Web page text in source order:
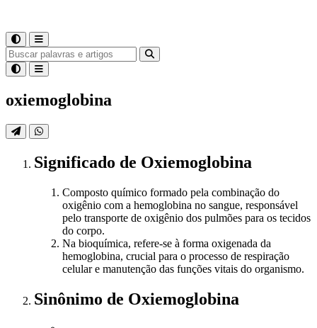
oxiemoglobina
Significado de Oxiemoglobina
Composto químico formado pela combinação do
oxigênio com a hemoglobina no sangue, responsável
pelo transporte de oxigênio dos pulmões para os tecidos
do corpo.
Na bioquímica, refere-se à forma oxigenada da
hemoglobina, crucial para o processo de respiração
celular e manutenção das funções vitais do organismo.
Sinônimo de Oxiemoglobina